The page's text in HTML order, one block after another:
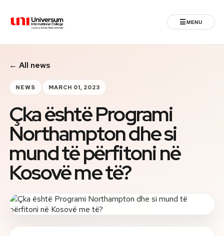
Universum University ☰MENU
MENU
Home
Admissions
Programs
Student Life
Powered by ASU
← All news
NEWS MARCH 01, 2023
Çka është Programi
Northampton dhe si
mund të përfitoni në
Kosovë me të?